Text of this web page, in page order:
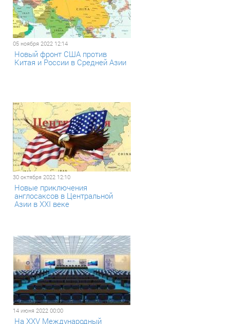
05 ноября 2022 12:14
Новый фронт США против
Китая и России в Средней Азии
30 октября 2022 12:10
Новые приключения
англосаксов в Центральной
Азии в XXI веке
14 июня 2022 00:00
На XXV Международный